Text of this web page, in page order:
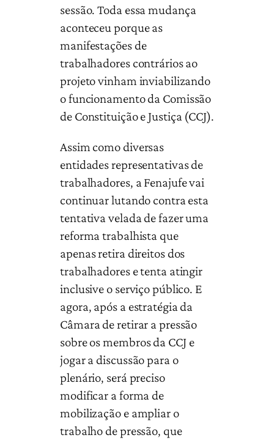
sessão. Toda essa mudança
aconteceu porque as
manifestações de
trabalhadores contrários ao
projeto vinham inviabilizando
o funcionamento da Comissão
de Constituição e Justiça (CCJ).
Assim como diversas
entidades representativas de
trabalhadores, a Fenajufe vai
continuar lutando contra esta
tentativa velada de fazer uma
reforma trabalhista que
apenas retira direitos dos
trabalhadores e tenta atingir
inclusive o serviço público. E
agora, após a estratégia da
Câmara de retirar a pressão
sobre os membros da CCJ e
jogar a discussão para o
plenário, será preciso
modificar a forma de
mobilização e ampliar o
trabalho de pressão, que